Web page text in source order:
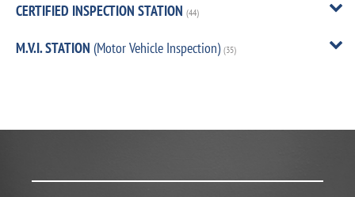
CERTIFIED INSPECTION STATION (44)
M.V.I. STATION (Motor Vehicle Inspection) (35)